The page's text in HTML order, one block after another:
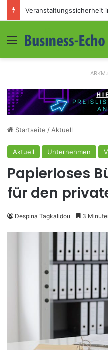
Menü
Startseite / Aktuell
Aktuell Unternehmen
Papierloses
für den
Despina Tagkalidou 3